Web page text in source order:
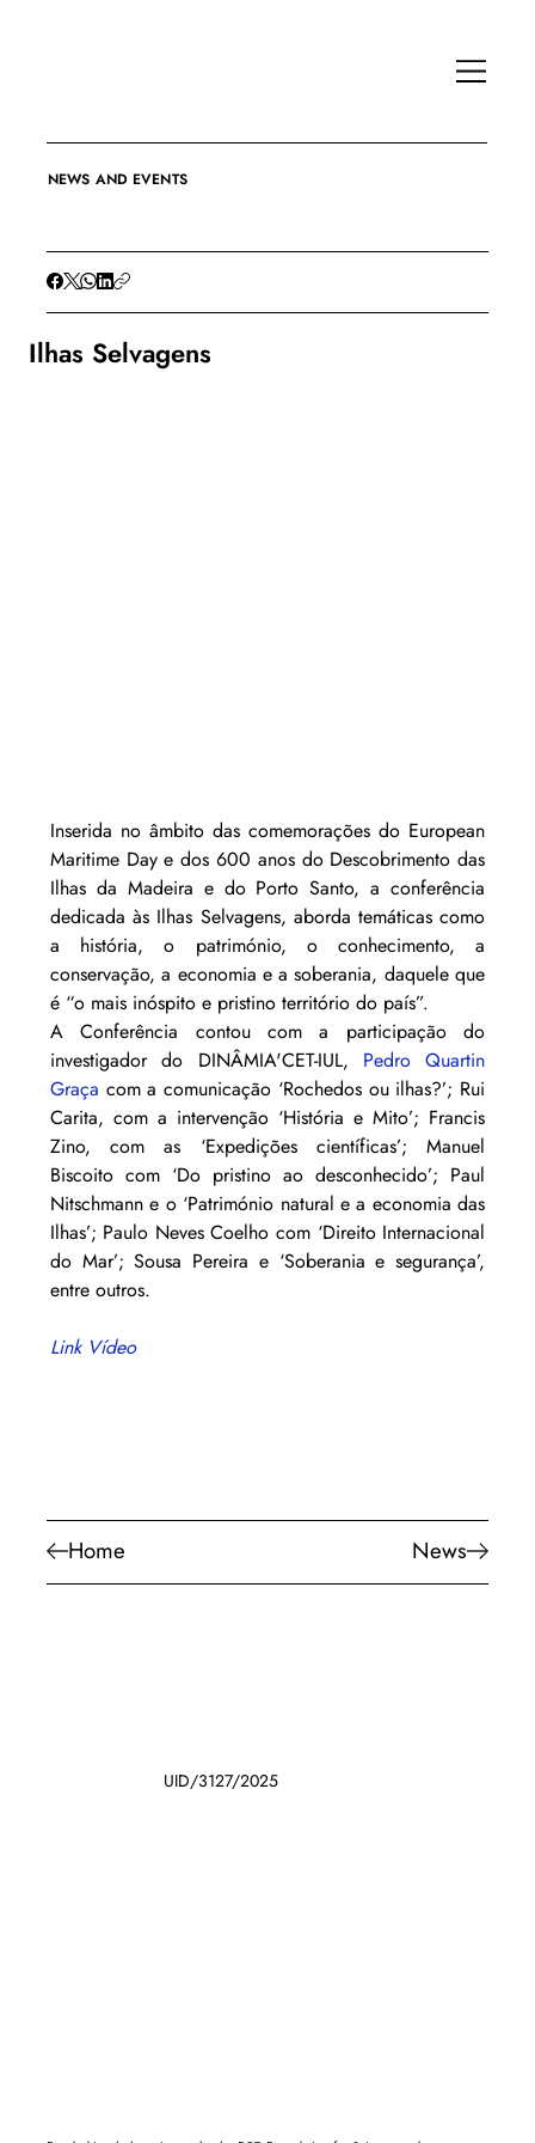
NEWS AND EVENTS
Home News
Ilhas Selvagens
Inserida no âmbito das comemorações do European
Maritime Day e dos 600 anos do Descobrimento das
Ilhas da Madeira e do Porto Santo, a conferência
dedicada às Ilhas Selvagens, aborda temáticas como
a história, o património, o conhecimento, a
conservação, a economia e a soberania, daquele que
é “o mais inóspito e pristino território do país”.
A Conferência contou com a participação do
investigador do DINÂMIA'CET-IUL, Pedro Quartin
Graça com a comunicação ‘Rochedos ou ilhas?’; Rui
Carita, com a intervenção ‘História e Mito’; Francis
Zino, com as ‘Expedições científicas’; Manuel
Biscoito com ‘Do pristino ao desconhecido’; Paul
Nitschmann e o ‘Património natural e a economia das
Ilhas’; Paulo Neves Coelho com ‘Direito Internacional
do Mar’; Sousa Pereira e ‘Soberania e segurança’,
entre outros.
Link Vídeo
UID/3127/2025